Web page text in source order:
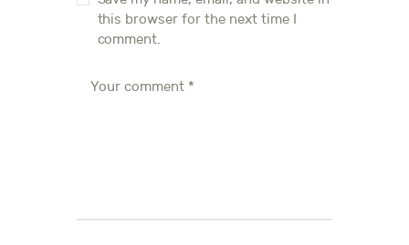
this browser for the next time I
comment.